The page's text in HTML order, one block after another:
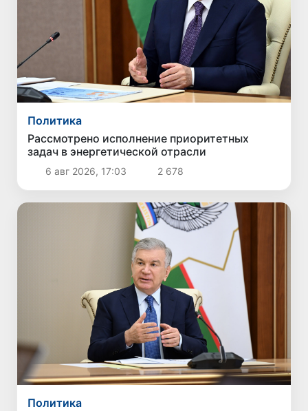
Политика
Рассмотрено исполнение приоритетных
задач в энергетической отрасли
6 авг 2026, 17:03 2 678
Политика